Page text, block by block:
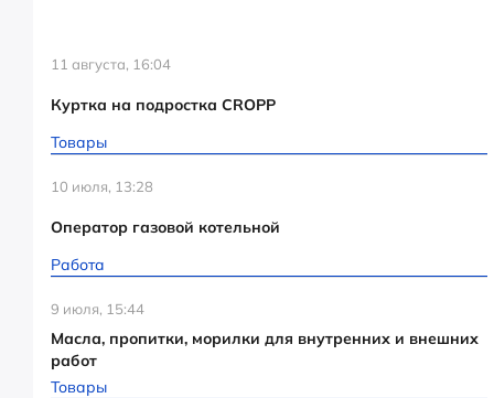
11 августа, 16:04
Куртка на подростка CROPP
Товары
10 июля, 13:28
Оператор газовой котельной
Работа
9 июля, 15:44
Масла, пропитки, морилки для внутренних и внешних
работ
Товары